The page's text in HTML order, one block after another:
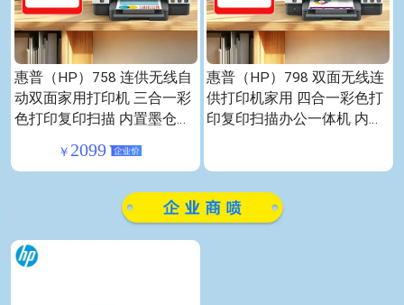
惠普（HP）758 连供无线自
动双面家用打印机 三合一彩
色打印复印扫描 内置墨仓单
￥ 2099
惠普（HP）798 双面无线连
供打印机家用 四合一彩色打
印复印扫描办公一体机 内置